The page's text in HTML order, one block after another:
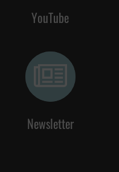
YouTube
Newsletter